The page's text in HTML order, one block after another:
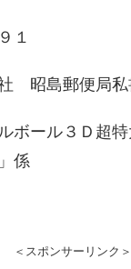
１
昭島郵便局私
ボール３Ｄ超
係
＜スポンサーリンク＞